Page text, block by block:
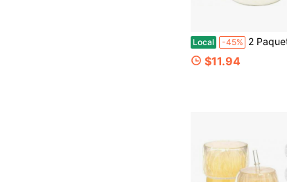
Local -45% 2 Paquete de Tapas de Frasco Mason de Boca Ancha con Asa, Sello Hermético &
$11.94